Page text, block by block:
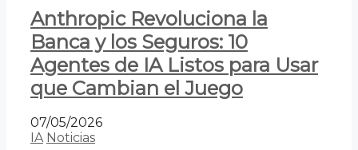
Anthropic Revoluciona la
Banca y los Seguros: 10
Agentes de IA Listos para Usar
que Cambian el Juego
07/05/2026
IA Noticias